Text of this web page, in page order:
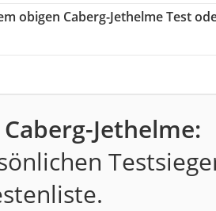
obigen Caberg-Jethelme Test
Jethelme: